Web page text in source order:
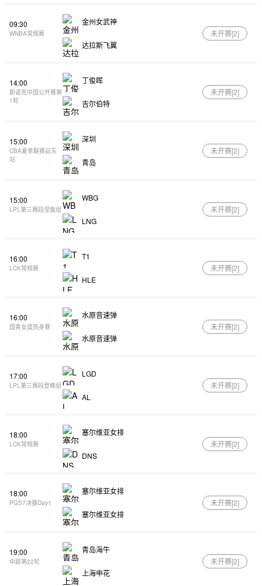
09:30
WNBA常规赛
金州女武神
达拉斯飞翼
未开赛[2]
14:00
斯诺克中国公开赛第
1轮
丁俊晖
吉尔伯特
未开赛[2]
15:00
CBA夏季联赛启东
站
深圳
青岛
未开赛[2]
15:00
LPL第三赛段涅槃组
WBG
LNG
未开赛[2]
16:00
LCK常规赛
T1
HLE
未开赛[2]
16:00
国青女篮热身赛
水原音速弹
水原音速弹
未开赛[2]
17:00
LPL第三赛段登峰组
LGD
AL
未开赛[2]
18:00
LCK常规赛
塞尔维亚女排
DNS
未开赛[2]
18:00
PGS7决赛Day1
塞尔维亚女排
塞尔维亚女排
未开赛[2]
19:00
中超第22轮
青岛海牛
上海申花
未开赛[2]